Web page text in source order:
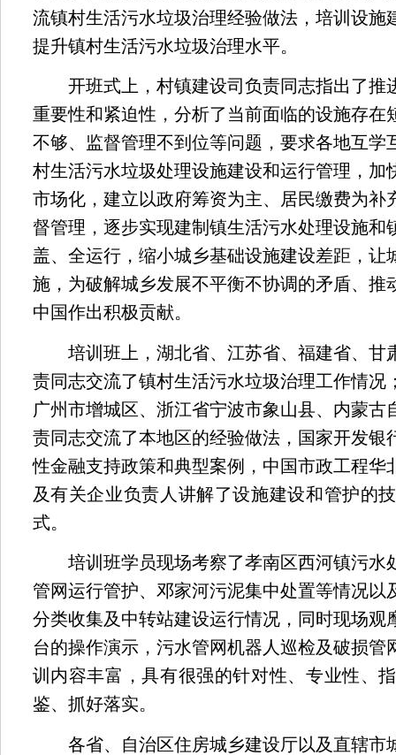
流镇村生活污水垃圾治理经验做法，培训设施
提升镇村生活污水垃圾治理水平。
开班式上，村镇建设司负责同志指出了推
重要性和紧迫性，分析了当前面临的设施存在
不够、监督管理不到位等问题，要求各地互学
村生活污水垃圾处理设施建设和运行管理，加
市场化，建立以政府筹资为主、居民缴费为补
督管理，逐步实现建制镇生活污水处理设施和
盖、全运行，缩小城乡基础设施建设差距，让
施，为破解城乡发展不平衡不协调的矛盾、推
中国作出积极贡献。
培训班上，湖北省、江苏省、福建省、甘
责同志交流了镇村生活污水垃圾治理工作情况
广州市增城区、浙江省宁波市象山县、内蒙古
责同志交流了本地区的经验做法，国家开发银
性金融支持政策和典型案例，中国市政工程华
及有关企业负责人讲解了设施建设和管护的
式。
培训班学员现场考察了孝南区西河镇污水
管网运行管护、邓家河污泥集中处置等情况以
分类收集及中转站建设运行情况，同时现场观
台的操作演示，污水管网机器人巡检及破损管
训内容丰富，具有很强的针对性、专业性、
鉴、抓好落实。
各省、自治区住房城乡建设厅以及直辖市